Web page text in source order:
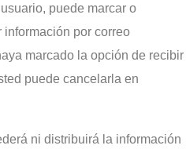
puede marcar o
por correo
marcado la opción de recibir
puede cancelarla en
ni distribuirá la información